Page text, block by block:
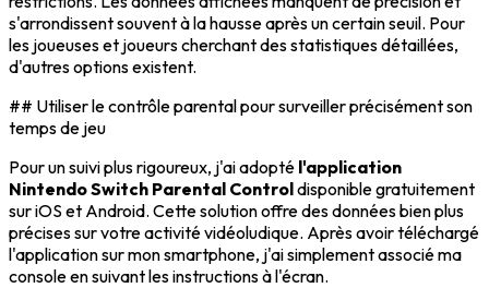
s'arrondissent souvent à la hausse après un certain seuil. Pour
les joueuses et joueurs cherchant des statistiques détaillées,
d'autres options existent.
## Utiliser le contrôle parental pour surveiller précisément son
temps de jeu
Pour un suivi plus rigoureux, j'ai adopté l'application
Nintendo Switch Parental Controldisponible gratuitement
sur iOS et Android. Cette solution offre des données bien plus
précises sur votre activité vidéoludique. Après avoir téléchargé
l'application sur mon smartphone, j'ai simplement associé ma
console en suivant les instructions à l'écran.